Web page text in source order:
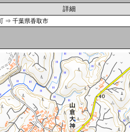
詳細
⇒ 千葉県香取市